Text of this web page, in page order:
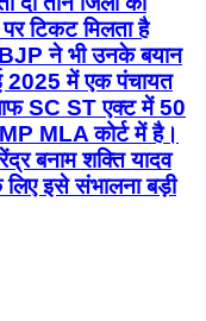
टिकट मिलता है
ने भी उनके बयान
2025 में एक पंचायत
SC ST एक्ट में 50
MLA कोर्ट में है।
बनाम शक्ति यादव
इसे संभालना बड़ी